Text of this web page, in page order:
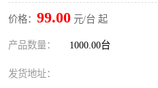
价格： 99.00 元/台 起
产品数量： 1000.00台
发货地址：